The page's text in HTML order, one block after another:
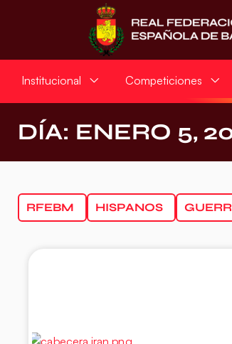
Institucional Competiciones
DÍA: ENERO 5,
RFEBM HISPANOS